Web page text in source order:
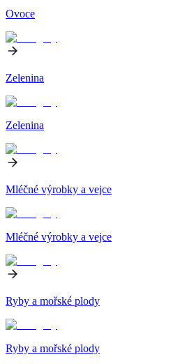
Ovoce
Zelenina
Zelenina
Mléčné výrobky a vejce
Mléčné výrobky a vejce
Ryby a mořské plody
Ryby a mořské plody